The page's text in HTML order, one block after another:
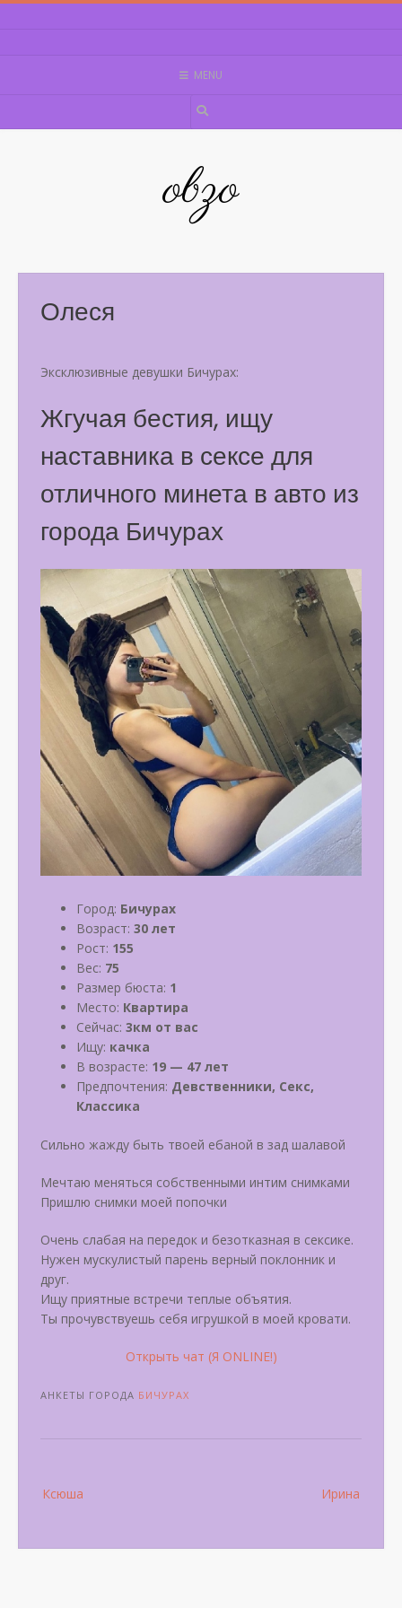
Skip
MENU
obzo
Олеся
Эксклюзивные девушки Бичурах:
Жгучая бестия, ищу
наставника в сексе для
отличного минета в авто из
города Бичурах
Город: Бичурах
Возраст: 30 лет
Рост: 155
Вес: 75
Размер бюста: 1
Место: Квартира
Сейчас: 3км от вас
Ищу: качка
В возрасте: 19 — 47 лет
Предпочтения: Девственники, Секс,
Классика
Сильно жажду быть твоей ебаной в зад шалавой
Мечтаю меняться собственными интим снимками
Пришлю снимки моей попочки
Очень слабая на передок и безотказная в сексике.
Нужен мускулистый парень верный поклонник и
друг.
Ищу приятные встречи теплые объятия.
Ты прочувствуешь себя игрушкой в моей кровати.
Открыть чат (Я ONLINE!)
АНКЕТЫ ГОРОДА БИЧУРАХ
navigation
Ксюша Ирина